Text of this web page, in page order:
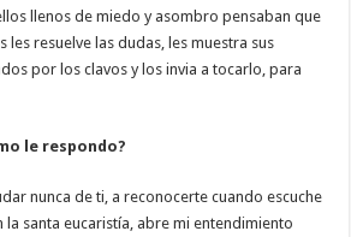
llenos de miedo y asombro pensaban que
les resuelve las dudas, les muestra sus
por los clavos y los invia a tocarlo, para
le respondo?
nunca de ti, a reconocerte cuando escuche
la santa eucaristía, abre mi entendimiento